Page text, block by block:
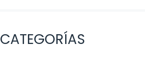
CATEGORÍAS